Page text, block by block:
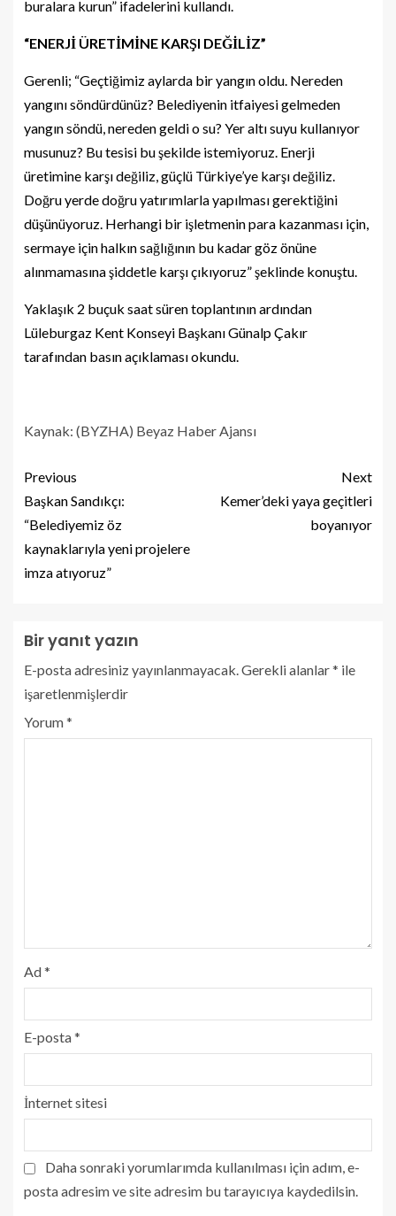
buralara kurun” ifadelerini kullandı.
“ENERJİ ÜRETİMİNE KARŞI DEĞİLİZ”
Gerenli; “Geçtiğimiz aylarda bir yangın oldu. Nereden
yangını söndürdünüz? Belediyenin itfaiyesi gelmeden
yangın söndü, nereden geldi o su? Yer altı suyu kullanıyor
musunuz? Bu tesisi bu şekilde istemiyoruz. Enerji
üretimine karşı değiliz, güçlü Türkiye’ye karşı değiliz.
Doğru yerde doğru yatırımlarla yapılması gerektiğini
düşünüyoruz. Herhangi bir işletmenin para kazanması için,
sermaye için halkın sağlığının bu kadar göz önüne
alınmamasına şiddetle karşı çıkıyoruz” şeklinde konuştu.
Yaklaşık 2 buçuk saat süren toplantının ardından
Lüleburgaz Kent Konseyi Başkanı Günalp Çakır
tarafından basın açıklaması okundu.
Kaynak: (BYZHA) Beyaz Haber Ajansı
Previous
Başkan Sandıkçı:
“Belediyemiz öz
kaynaklarıyla yeni projelere
imza atıyoruz”
Next
Kemer’deki yaya geçitleri
boyanıyor
Bir yanıt yazın
E-posta adresiniz yayınlanmayacak. Gerekli alanlar* ile
işaretlenmişlerdir
Yorum*
Ad*
E-posta*
İnternet sitesi
Daha sonraki yorumlarımda kullanılması için adım, e-
posta adresim ve site adresim bu tarayıcıya kaydedilsin.